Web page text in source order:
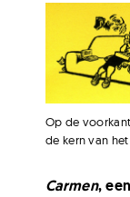
Op de
de kern van
Carmen,